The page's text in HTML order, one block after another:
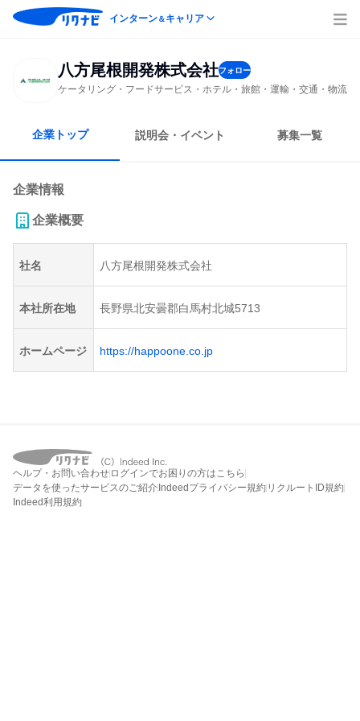
インターン＆キャリア
八方尾根開発株式会社フォロー
ケータリング・フードサービス・ホテル・旅館・運輸・交通・物流
企業トップ 説明会・イベント 募集一覧
企業情報
企業概要
社名 八方尾根開発株式会社
本社所在地 長野県北安曇郡白馬村北城5713
ホームページ https://happoone.co.jp
ヘルプ・お問い合わせ ログインでお困りの方はこちら
データを使ったサービスのご紹介 Indeedプライバシー規約 リクルートID規約
Indeed利用規約